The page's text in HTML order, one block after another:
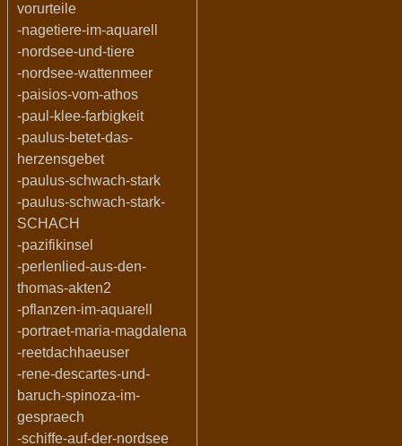
vorurteile
-nagetiere-im-aquarell
-nordsee-und-tiere
-nordsee-wattenmeer
-paisios-vom-athos
-paul-klee-farbigkeit
-paulus-betet-das-
herzensgebet
-paulus-schwach-stark
-paulus-schwach-stark-
SCHACH
-pazifikinsel
-perlenlied-aus-den-
thomas-akten2
-pflanzen-im-aquarell
-portraet-maria-magdalena
-reetdachhaeuser
-rene-descartes-und-
baruch-spinoza-im-
gespraech
-schiffe-auf-der-nordsee